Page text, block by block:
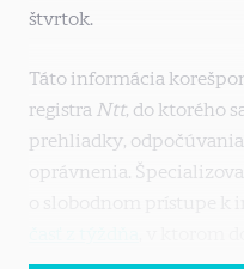
štvrtok.
Táto informácia
registra Ntt, do ktorého
prehliadky,
oprávnenia.